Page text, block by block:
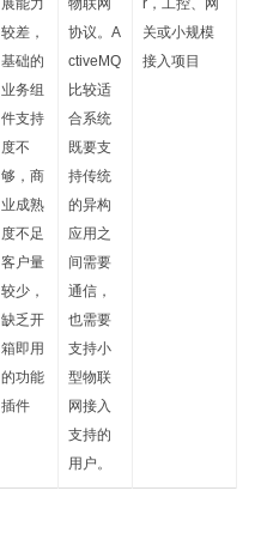
较差，
基础的
业务组
件支持
度不
够，商
业成熟
度不足
客户量
较少，
缺乏开
箱即用
的功能
插件
协议。A
ctiveMQ
比较适
合系统
既要支
持传统
的异构
应用之
间需要
通信，
也需要
支持小
型物联
网接入
支持的
用户。
关或小规模
接入项目